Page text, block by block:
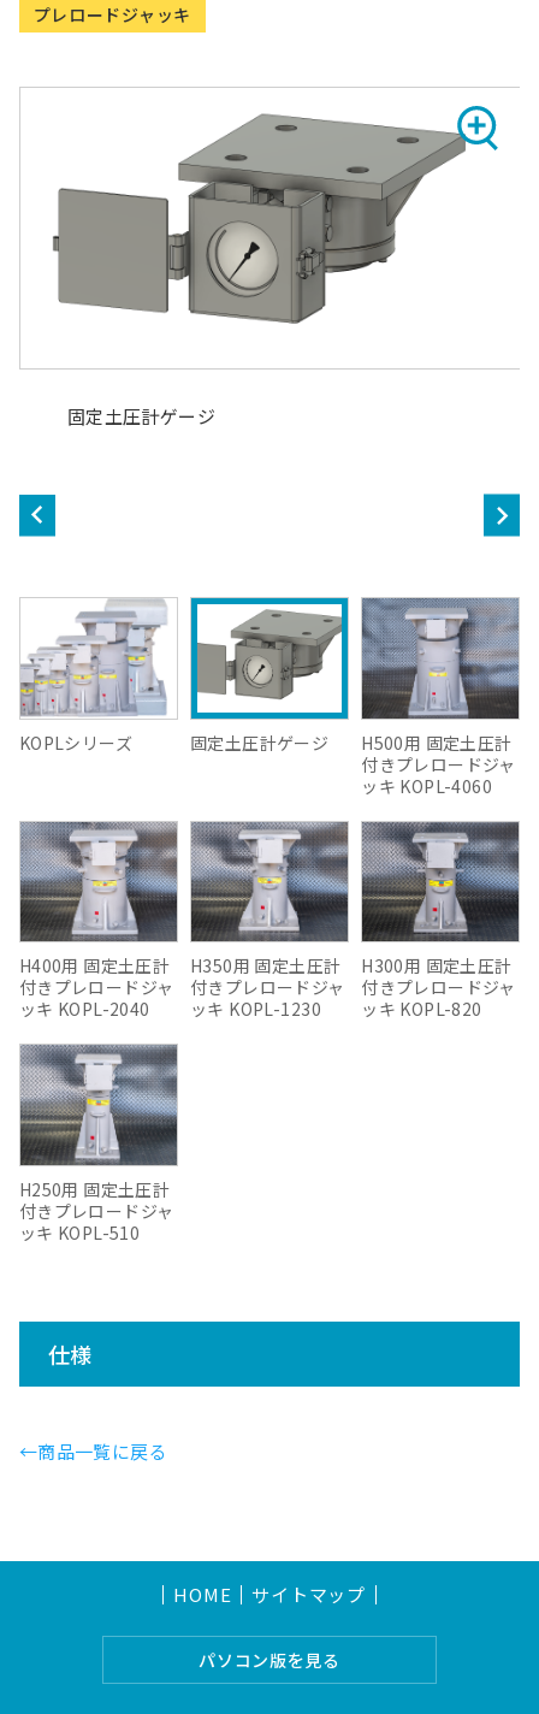
固定土圧計ゲージ
KOPLシリーズ 固定土圧計ゲージ
H500用 固定土圧計
付きプレロードジャ
ッキ KOPL-4060
H400用 固定土圧計
付きプレロードジャ
ッキ KOPL-2040
H350用 固定土圧計
付きプレロードジャ
ッキ KOPL-1230
H300用 固定土圧計
付きプレロードジャ
ッキ KOPL-820
H250用 固定土圧計
付きプレロードジャ
ッキ KOPL-510
プレロードジャッキ
仕様
←商品一覧に戻る
HOME サイトマップ
パソコン版を見る